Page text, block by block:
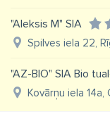
"Aleksis M" SIA
Spilves iela 22,
"AZ-BIO" SIA Bio
Kovārņu iela 14a,